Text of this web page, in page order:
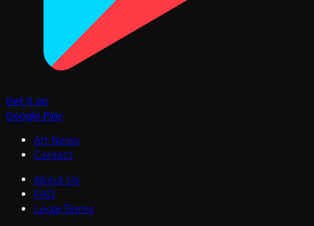
Get it on
Google Play
Art News
Contact
About Us
FAQ
Legal Terms